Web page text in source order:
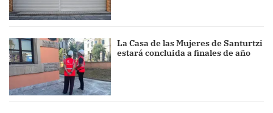
La Casa de las Mujeres de Santurtzi
estará concluida a finales de año